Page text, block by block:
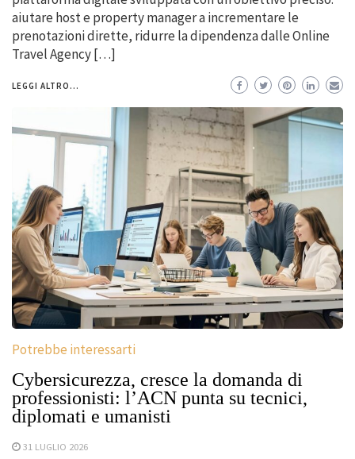
aiutare host e property manager a incrementare le
prenotazioni dirette, ridurre la dipendenza dalle Online
Travel Agency […]
LEGGI ALTRO...
Potrebbe interessarti
Cybersicurezza, cresce la domanda di
professionisti: l’ACN punta su tecnici,
diplomati e umanisti
31 LUGLIO 2026